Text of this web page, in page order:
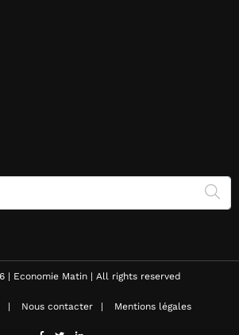
| Economie Matin | All rights reserved
Nous contacter Mentions légales